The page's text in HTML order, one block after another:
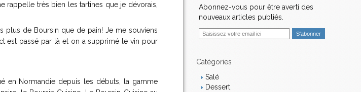
rappelle très bien les tartines que je dévorais,
plus de Boursin que de pain! Je me souviens
est passé par là et on a supprimé le vin pour
en Normandie depuis les débuts, la gamme
Abonnez-vous pour être averti des
nouveaux articles publiés.
i Catégories
Salé
Dessert